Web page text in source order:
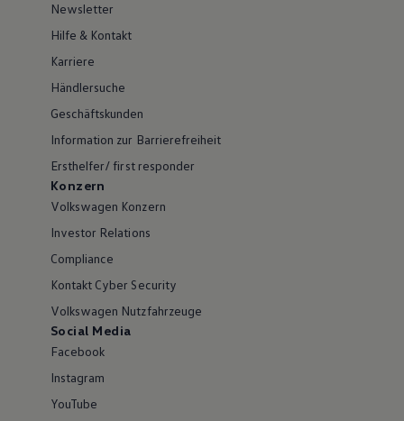
Newsletter
Hilfe & Kontakt
Karriere
Händlersuche
Geschäftskunden
Information zur Barrierefreiheit
Ersthelfer/ first responder
Konzern
Volkswagen Konzern
Investor Relations
Compliance
Kontakt Cyber Security
Volkswagen Nutzfahrzeuge
Social Media
Facebook
Instagram
YouTube